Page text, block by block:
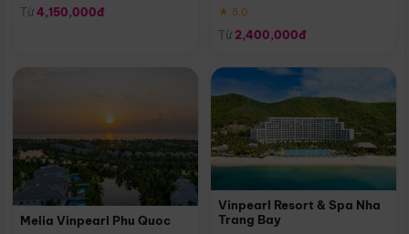
Từ 4,150,000đ
★ 5.0
Từ 2,400,000đ
Melia Vinpearl Phu Quoc
Vinpearl Resort & Spa Nha
Trang Bay